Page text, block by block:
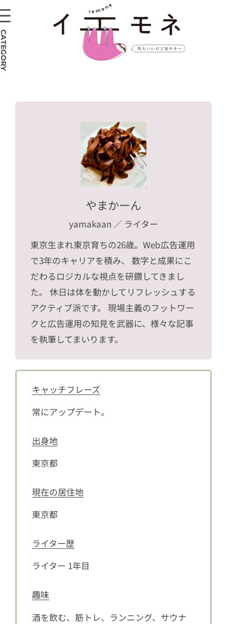
やまかーん
yamakaan ／ ライター
東京生まれ東京育ちの26歳。Web広告運用
で3年のキャリアを積み、 数字と成果にこ
だわるロジカルな視点を研鑽してきまし
た。 休日は体を動かしてリフレッシュする
アクティブ派です。 現場主義のフットワー
クと広告運用の知見を武器に、様々な記事
を執筆してまいります。
キャッチフレーズ
常にアップデート。
出身地
東京都
現在の居住地
東京都
ライター歴
ライター 1年目
趣味
酒を飲む、筋トレ、ランニング、サウナ